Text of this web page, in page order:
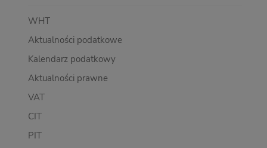
WHT
Aktualności podatkowe
Kalendarz podatkowy
Aktualności prawne
VAT
CIT
PIT